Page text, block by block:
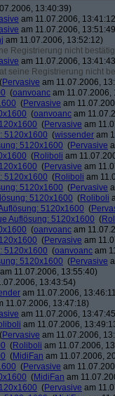
13:40:39)
am 11.07.2006,
am 11.07.2006,
am 11.07.2006, 13:52:12)
Registrierung nicht
am 11.07.2006,
seine Registrierung nicht
(Pervasive am 11.07.2006,
(oanvoanc am 11.07.2006,
(Pervasive am
(oanvoanc am
(Pervasive am
5120x1600 (wissender am
5120x1600 (Pervasive
(Roliboli am
(Pervasive am
5120x1600 (Roliboli am
5120x1600 (Pervasive
5120x1600 (Roliboli
5120x1600 (
Auflösung: 5120x1600 (
(oanvoanc am
(Pervasive am
5120x1600 (oanvoanc am
5120x1600 (Pervasive
am 11.07.2006, 13:55:40)
13:43:54)
am 11.07.2006,
11.07.2006, 13:47:18)
am 11.07.2006,
am 11.07.2006,
(Pervasive am 11.07.2006,
(Roliboli am 11.07.2006,
(MidiFan am 11.07.2006,
(Pervasive am
(MidiFan am
(Pervasive am